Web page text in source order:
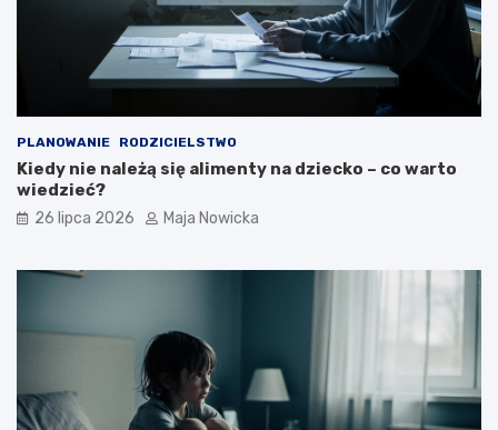
PLANOWANIE RODZICIELSTWO
Kiedy nie należą się alimenty na dziecko – co warto
wiedzieć?
26 lipca 2026 Maja Nowicka